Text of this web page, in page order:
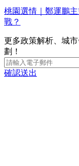
桃園選情｜鄭運鵬
戰？
更多政策解析、城
劃！
確認送出